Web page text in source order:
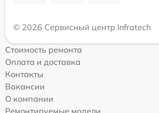
© 2026 Сервисный центр Infratech
Стоимость ремонта
Оплата и доставка
Контакты
Вакансии
О компании
Ремонтируемые модели